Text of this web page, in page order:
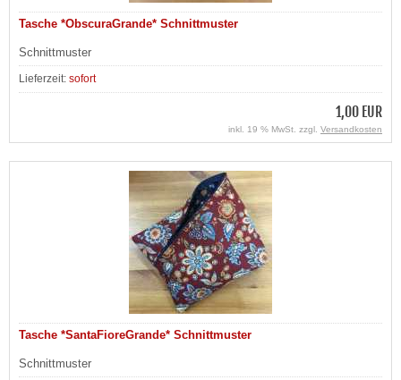
Tasche *ObscuraGrande* Schnittmuster
Schnittmuster
Lieferzeit: sofort
1,00 EUR
inkl. 19 % MwSt. zzgl. Versandkosten
Tasche *SantaFioreGrande* Schnittmuster
Schnittmuster